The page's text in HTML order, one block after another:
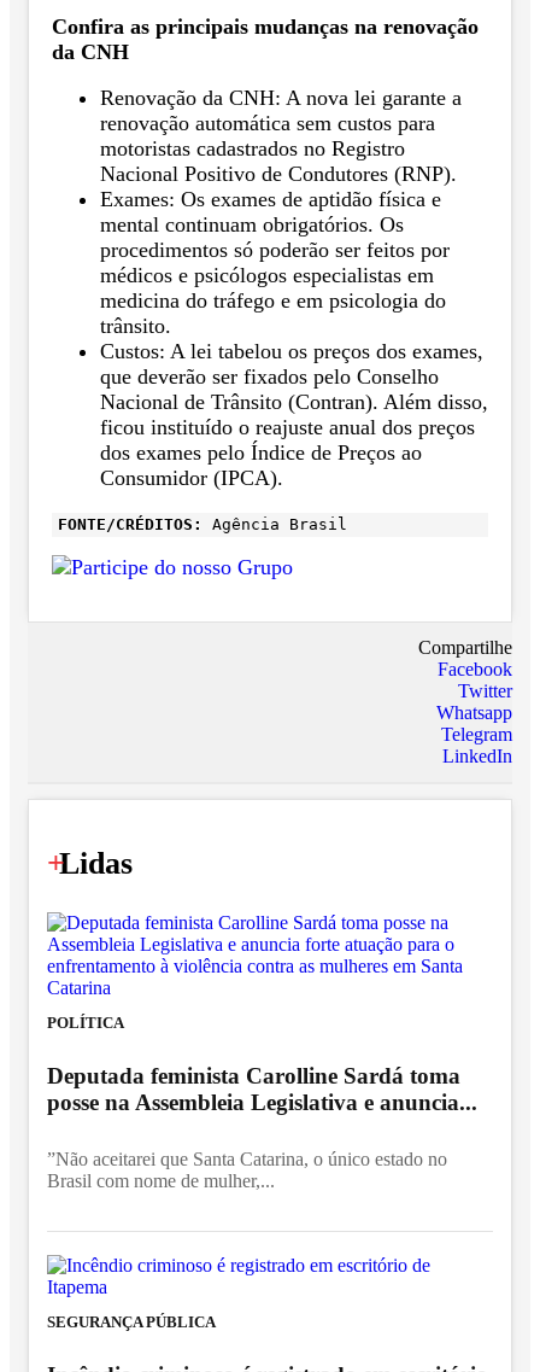
Confira as principais mudanças na renovação
da CNH
Renovação da CNH: A nova lei garante a
renovação automática sem custos para
motoristas cadastrados no Registro
Nacional Positivo de Condutores (RNP).
Exames: Os exames de aptidão física e
mental continuam obrigatórios. Os
procedimentos só poderão ser feitos por
médicos e psicólogos especialistas em
medicina do tráfego e em psicologia do
trânsito.
Custos: A lei tabelou os preços dos exames,
que deverão ser fixados pelo Conselho
Nacional de Trânsito (Contran). Além disso,
ficou instituído o reajuste anual dos preços
dos exames pelo Índice de Preços ao
Consumidor (IPCA).
FONTE/CRÉDITOS: Agência Brasil
Compartilhe
Facebook
Twitter
Whatsapp
Telegram
LinkedIn
+
Lidas
POLÍTICA
Deputada feminista Carolline Sardá toma
posse na Assembleia Legislativa e anuncia...
”Não aceitarei que Santa Catarina, o único estado no
Brasil com nome de mulher,...
SEGURANÇA PÚBLICA